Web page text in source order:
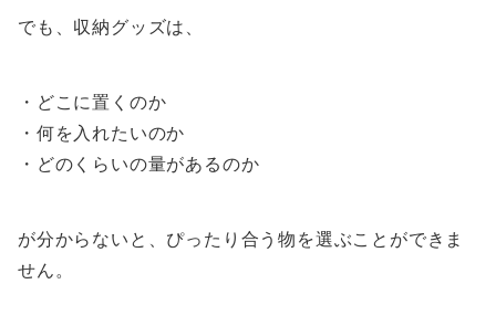
でも、収納グッズは、
・どこに置くのか
・何を入れたいのか
・どのくらいの量があるのか
が分からないと、ぴったり合う物を選ぶことができま
せん。